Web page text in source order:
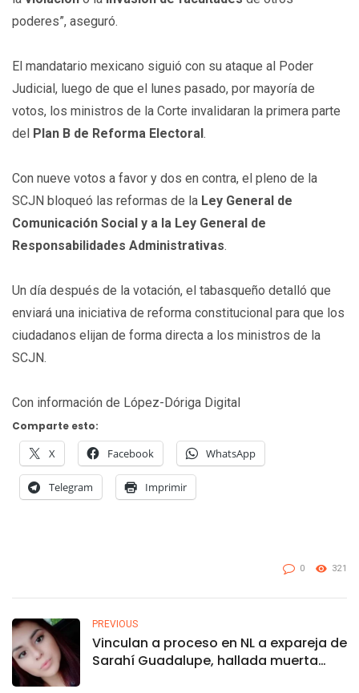
poderes”, aseguró.
El mandatario mexicano siguió con su ataque al Poder
Judicial, luego de que el lunes pasado, por mayoría de
votos, los ministros de la Corte invalidaran la primera parte
del Plan B de Reforma Electoral.
Con nueve votos a favor y dos en contra, el pleno de la
SCJN bloqueó las reformas de la Ley General de
Comunicación Social y a la Ley General de
Responsabilidades Administrativas.
Un día después de la votación, el tabasqueño detalló que
enviará una iniciativa de reforma constitucional para que los
ciudadanos elijan de forma directa a los ministros de la
SCJN.
Con información de López-Dóriga Digital
Comparte esto:
X Facebook WhatsApp
Telegram Imprimir
0 321
PREVIOUS
Vinculan a proceso en NL a expareja de
Sarahí Guadalupe, hallada muerta